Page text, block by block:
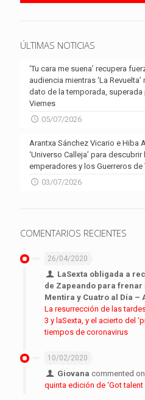
ÚLTIMAS NOTICIAS
‘Tu cara me suena’ recupera
audiencia mientras ‘La
dato de la temporada, superada
Viernes
05/07/2026
Arantxa Sánchez Vicario e Hiba
‘Universo Calleja’ para
emperadores y los Guerreros de
03/07/2026
COMENTARIOS RECIENTES
26/04/2020
LaSexta obligada a
de Zapeando para frenar
Mentira y Cuatro al Día –
La resurrección de las
3 y laSexta, y el acierto del
tiempos de coronavirus
10/02/2020
Giovana commented
quinta edición de ‘Got talent